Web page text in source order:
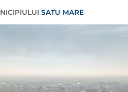
SATU MARE